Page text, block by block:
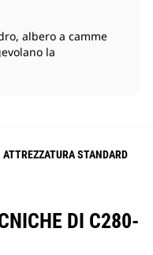
albero a camme
la
ATTREZZATURA STANDARD
DI C280-